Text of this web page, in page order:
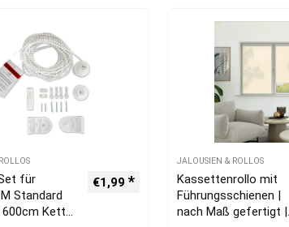
für
Standard
Kette,
€1,99
JALOUSIEN & ROLLOS
Kassettenrollo mit
Führungsschienen |
nach Maß gefertigt |